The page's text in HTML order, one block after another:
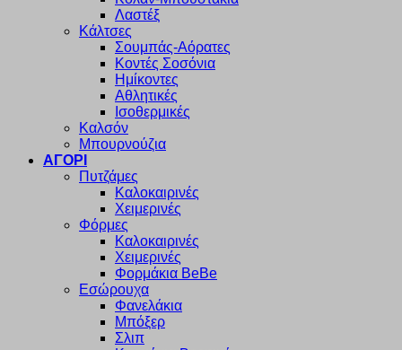
Λαστέξ
Κάλτσες
Σουμπάς-Αόρατες
Κοντές Σοσόνια
Ημίκοντες
Αθλητικές
Ισοθερμικές
Καλσόν
Μπουρνούζια
ΑΓΟΡΙ
Πυτζάμες
Καλοκαιρινές
Χειμερινές
Φόρμες
Καλοκαιρινές
Χειμερινές
Φορμάκια BeBe
Εσώρουχα
Φανελάκια
Μπόξερ
Σλιπ